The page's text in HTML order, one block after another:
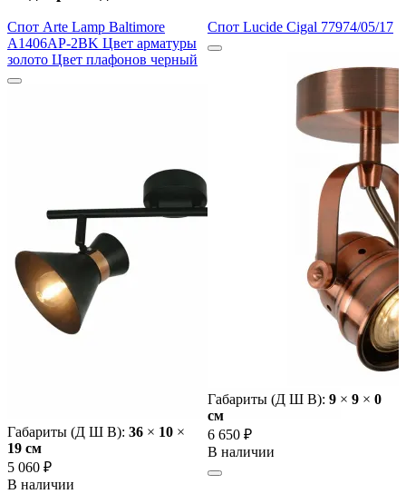
Спот Arte Lamp Baltimore
A1406AP-2BK Цвет арматуры
золото Цвет плафонов черный
Габариты (Д Ш В): 36 × 10 ×
19 cм
5 060 ₽
В наличии
Спот Lucide Cigal 77974/05/17
Габариты (Д Ш В): 9 × 9 × 0
cм
6 650 ₽
В наличии